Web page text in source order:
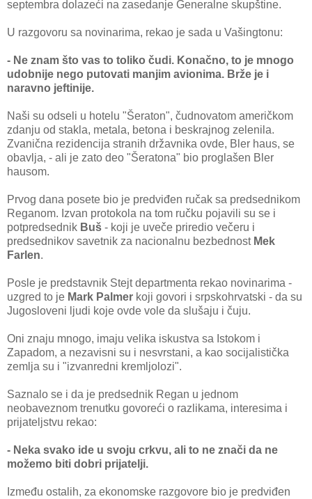
septembra dolazeći na zasedanje Generalne skupštine.
U razgovoru sa novinarima, rekao je sada u Vašingtonu:
- Ne znam što vas to toliko čudi. Konačno, to je mnogo
udobnije nego putovati manjim avionima. Brže je i
naravno jeftinije.
Naši su odseli u hotelu "Šeraton", čudnovatom američkom
zdanju od stakla, metala, betona i beskrajnog zelenila.
Zvanična rezidencija stranih državnika ovde, Bler haus, se
obavlja, - ali je zato deo "Šeratona" bio proglašen Bler
hausom.
Prvog dana posete bio je predviđen ručak sa predsednikom
Reganom. Izvan protokola na tom ručku pojavili su se i
potpredsednik Buš - koji je uveče priredio večeru i
predsednikov savetnik za nacionalnu bezbednost Mek
Farlen.
Posle je predstavnik Stejt departmenta rekao novinarima -
uzgred to je Mark Palmer koji govori i srpskohrvatski - da su
Jugosloveni ljudi koje ovde vole da slušaju i čuju.
Oni znaju mnogo, imaju velika iskustva sa Istokom i
Zapadom, a nezavisni su i nesvrstani, a kao socijalistička
zemlja su i "izvanredni kremljolozi".
Saznalo se i da je predsednik Regan u jednom
neobaveznom trenutku govoreći o razlikama, interesima i
prijateljstvu rekao:
- Neka svako ide u svoju crkvu, ali to ne znači da ne
možemo biti dobri prijatelji.
Između ostalih, za ekonomske razgovore bio je predviđen